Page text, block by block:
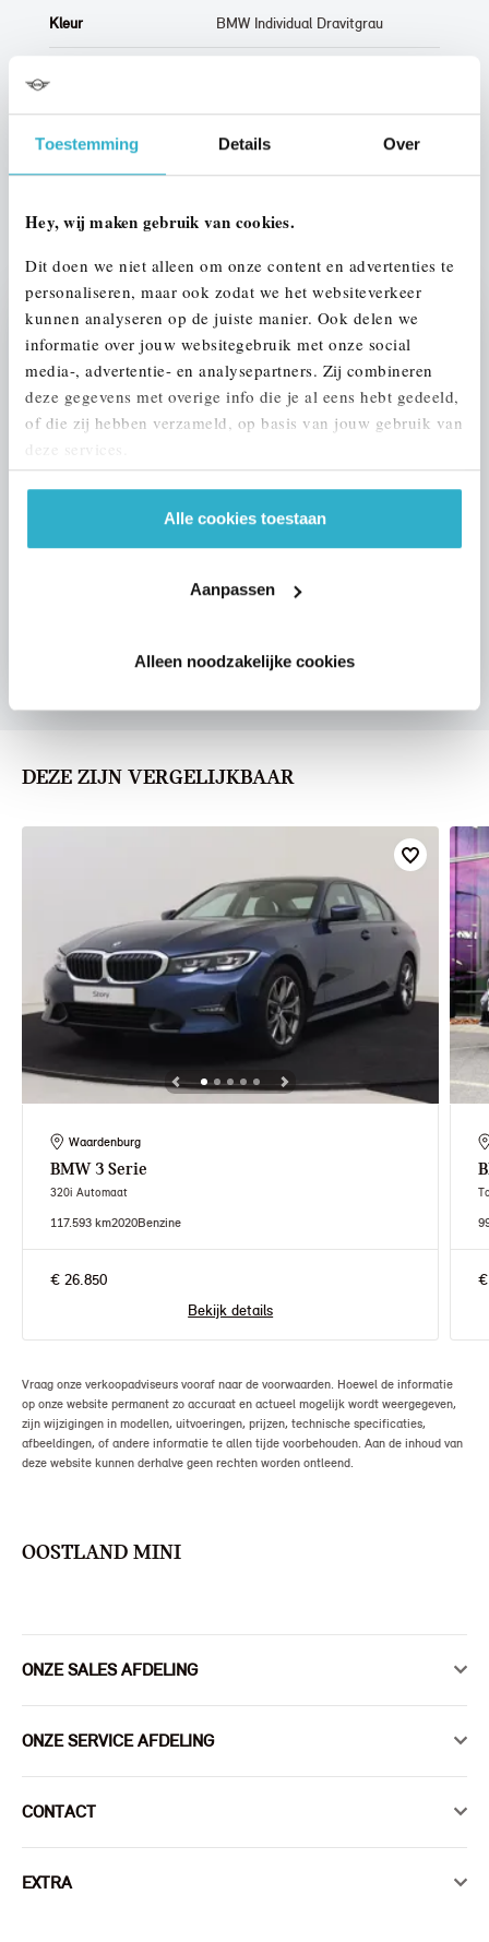
Toestemming Details Over
Hey, wij maken gebruik van cookies.
Dit doen we niet alleen om onze content en advertenties te
personaliseren, maar ook zodat we het websiteverkeer
kunnen analyseren op de juiste manier. Ook delen we
informatie over jouw websitegebruik met onze social
media-, advertentie- en analysepartners. Zij combineren
deze gegevens met overige info die je al eens hebt gedeeld,
of die zij hebben verzameld, op basis van jouw gebruik van
deze services.
Alle cookies toestaan
Aanpassen
Alleen noodzakelijke cookies
Stap 1 van 3
UW AUTO INRUILEN?
We verrekenen de waarde van uw auto
Kleur BMW Individual Dravitgrau
DEZE ZIJN VERGELIJKBAAR
Waardenburg
BMW 3 Serie
320i Automaat
117.593 km2020Benzine
€ 26.850
Bekijk details
Vraag onze verkoopadviseurs vooraf naar de voorwaarden. Hoewel de informatie
op onze website permanent zo accuraat en actueel mogelijk wordt weergegeven,
zijn wijzigingen in modellen, uitvoeringen, prijzen, technische specificaties,
afbeeldingen, of andere informatie te allen tijde voorbehouden. Aan de inhoud van
deze website kunnen derhalve geen rechten worden ontleend.
OOSTLAND MINI
ONZE SALES AFDELING
ONZE SERVICE AFDELING
CONTACT
EXTRA